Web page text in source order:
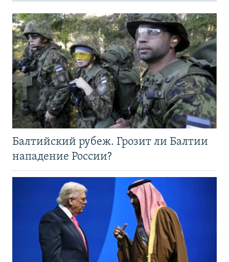
Балтийский рубеж. Грозит ли Балтии
нападение России?